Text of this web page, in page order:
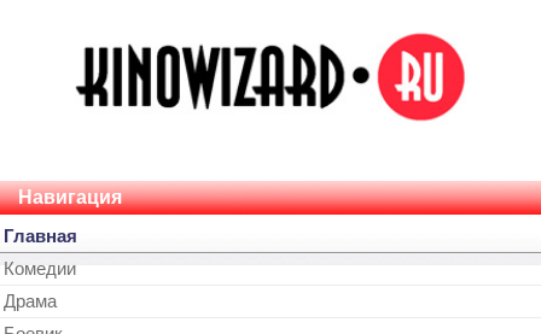
Навигация
Главная
Комедии
Драма